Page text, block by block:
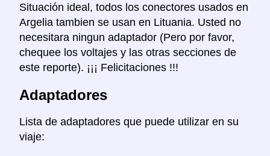
Situación ideal, todos los conectores usados en
Argelia tambien se usan en Lituania. Usted no
necesitara ningun adaptador (Pero por favor,
chequee los voltajes y las otras secciones de
este reporte). ¡¡¡ Felicitaciones !!!
Adaptadores
Lista de adaptadores que puede utilizar en su
viaje: